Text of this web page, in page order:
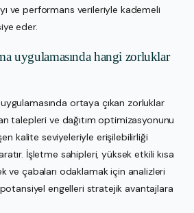
ve performans verileriyle kademeli
eder.
uygulamasında hangi zorluklar
ortaya çıkan zorluklar
talepleri ve dağıtım optimizasyonunu
kalite seviyeleriyle erişilebilirliği
İşletme sahipleri, yüksek etkili kısa
ve çabaları odaklamak için analizleri
engelleri stratejik avantajlara